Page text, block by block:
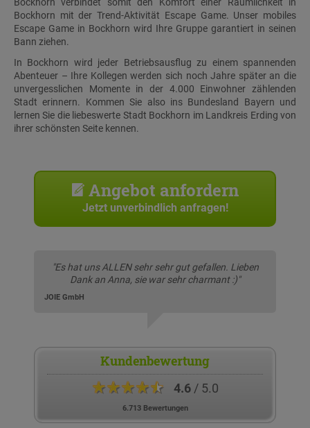
Bockhorn mit der Trend-Aktivität Escape Game. Unser mobiles
Escape Game in Bockhorn wird Ihre Gruppe garantiert in seinen
Bann ziehen.
In Bockhorn wird jeder Betriebsausflug zu einem spannenden
Abenteuer – Ihre Kollegen werden sich noch Jahre später an die
unvergesslichen Momente in der 4.000 Einwohner zählenden
Stadt erinnern. Kommen Sie also ins Bundesland Bayern und
lernen Sie die liebeswerte Stadt Bockhorn im Landkreis Erding von
ihrer schönsten Seite kennen.
Angebot anfordern
Jetzt unverbindlich anfragen!
"Es hat uns ALLEN sehr sehr gut gefallen. Lieben
Dank an Anna, sie war sehr charmant :)"
JOIE GmbH
Kundenbewertung
★★★★★ 4.6/ 5.0
6.713 Bewertungen